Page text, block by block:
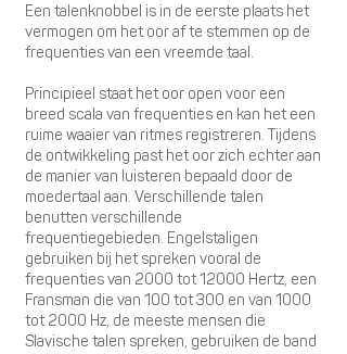
Een talenknobbel is in de eerste plaats het
vermogen om het oor af te stemmen op de
frequenties van een vreemde taal.
Principieel staat het oor open voor een
breed scala van frequenties en kan het een
ruime waaier van ritmes registreren. Tijdens
de ontwikkeling past het oor zich echter aan
de manier van luisteren bepaald door de
moedertaal aan. Verschillende talen
benutten verschillende
frequentiegebieden. Engelstaligen
gebruiken bij het spreken vooral de
frequenties van 2000 tot 12000 Hertz, een
Fransman die van 100 tot 300 en van 1000
tot 2000 Hz, de meeste mensen die
Slavische talen spreken, gebruiken de band